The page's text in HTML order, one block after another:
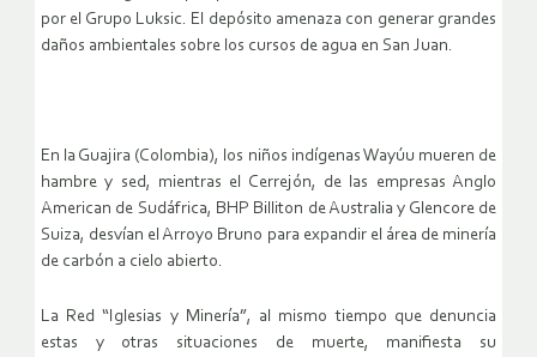
por el Grupo Luksic. El depósito amenaza con generar grandes
daños ambientales sobre los cursos de agua en San Juan.
En la Guajira (Colombia), los niños indígenas Wayúu mueren de
hambre y sed, mientras el Cerrejón, de las empresas Anglo
American de Sudáfrica, BHP Billiton de Australia y Glencore de
Suiza, desvían el Arroyo Bruno para expandir el área de minería
de carbón a cielo abierto.
La Red “Iglesias y Minería”, al mismo tiempo que denuncia
estas y otras situaciones de muerte, manifiesta su